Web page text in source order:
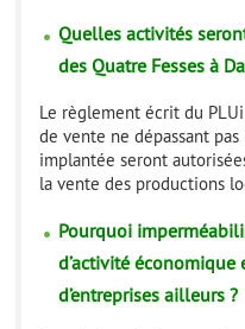
Quelles activités
des Quatre Fesses à
Le règlement écrit du
de vente ne dépassant
implantée seront
la vente des productions
Pourquoi
d’activité économique
d’entreprises ailleurs ?